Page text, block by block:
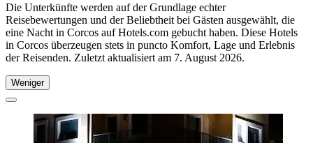
Die Unterkünfte werden auf der Grundlage echter
Reisebewertungen und der Beliebtheit bei Gästen ausgewählt, die
eine Nacht in Corcos auf Hotels.com gebucht haben. Diese Hotels
in Corcos überzeugen stets in puncto Komfort, Lage und Erlebnis
der Reisenden. Zuletzt aktualisiert am 7. August 2026.
Weniger